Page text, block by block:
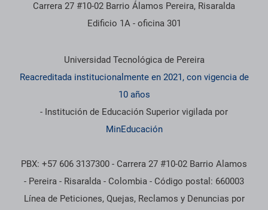
Carrera 27 #10-02 Barrio Álamos Pereira, Risaralda
Edificio 1A - oficina 301
Información institucional
Universidad Tecnológica de Pereira
Reacreditada institucionalmente en 2021, con vigencia de
10 años
- Institución de Educación Superior vigilada por
MinEducación
PBX: +57 606 3137300 - Carrera 27 #10-02 Barrio Alamos
- Pereira - Risaralda - Colombia - Código postal: 660003
Línea de Peticiones, Quejas, Reclamos y Denuncias por